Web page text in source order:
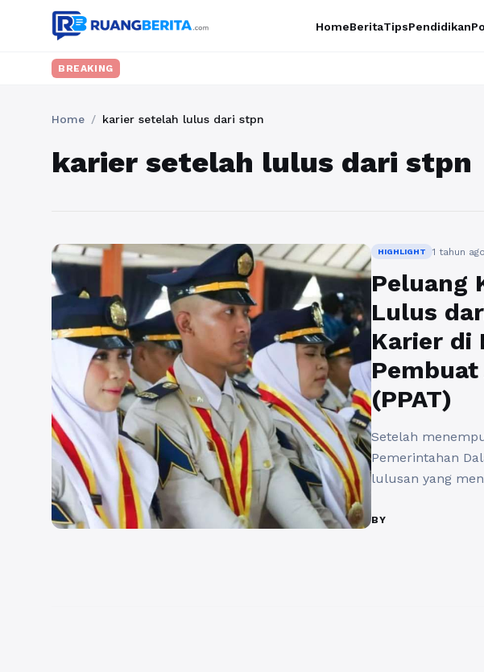
HomeBeritaTipsPendidikan
BREAKING
Home / karier setelah lulus dari stpn
karier setelah lulus dari stpn
HIGHLIGHT 1 tahun ago
Peluang
Lulus
Karier di
(PPAT)
Setelah
Pemerintahan
lulusan yang
satu pilihan
BY